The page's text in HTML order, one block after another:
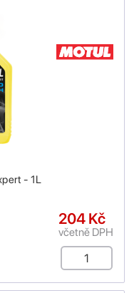
- 1L
204 Kč
včetně DPH